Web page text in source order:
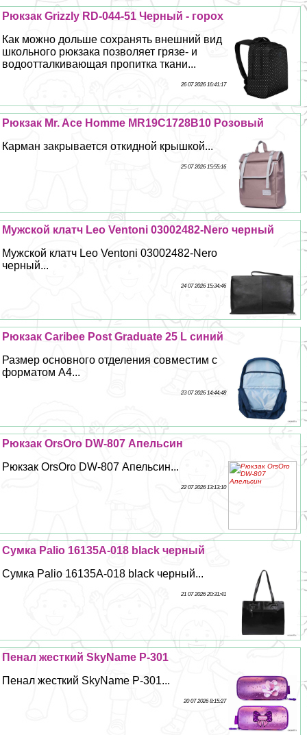
Рюкзак Grizzly RD-044-51 Черный - горох
Как можно дольше сохранять внешний вид
школьного рюкзака позволяет грязе- и
водоотталкивающая пропитка ткани...
26 07 2026 16:41:17
Рюкзак Mr. Ace Homme MR19C1728B10 Розовый
Карман закрывается откидной крышкой...
25 07 2026 15:55:16
Мужской клатч Leo Ventoni 03002482-Nero черный
Мужской клатч Leo Ventoni 03002482-Nero
черный...
24 07 2026 15:34:46
Рюкзак Caribee Post Graduate 25 L синий
Размер основного отделения совместим с
форматом A4...
23 07 2026 14:44:48
Рюкзак OrsOro DW-807 Апельсин
Рюкзак OrsOro DW-807 Апельсин...
22 07 2026 13:13:10
Сумка Palio 16135A-018 black черный
Сумка Palio 16135A-018 black черный...
21 07 2026 20:31:41
Пенал жесткий SkyName P-301
Пенал жесткий SkyName P-301...
20 07 2026 8:15:27